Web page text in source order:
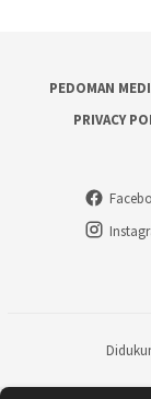
PEDOMAN
PRIVACY